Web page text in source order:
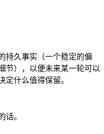
持久事实（一个稳定的偏
节），以便未来某一轮可以
定什么值得保留。
话。